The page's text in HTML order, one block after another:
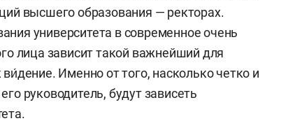
высшего образования — ректорах.
университета в современное очень
лица зависит такой важнейший для
Именно от того, насколько четко и
руководитель, будут зависеть